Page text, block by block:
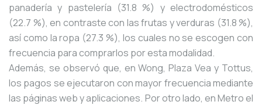
panadería y pastelería (31.8 %) y electrodomésticos
(22.7 %), en contraste con las frutas y verduras (31.8 %),
así como la ropa (27.3 %), los cuales no se escogen con
frecuencia para comprarlos por esta modalidad.
Además, se observó que, en Wong, Plaza Vea y Tottus,
los pagos se ejecutaron con mayor frecuencia mediante
las páginas web y aplicaciones. Por otro lado, en Metro el